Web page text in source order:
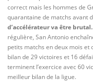
correct mais les hommes de
quarantaine de matchs avant
d’accélérateur va être brutal.
régulière, San Antonio
petits matchs en deux mois et
bilan de 29 victoires et 16
terminent l’exercice avec 60
meilleur bilan de la ligue.